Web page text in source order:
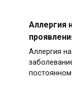
Аллергия
Аллергия